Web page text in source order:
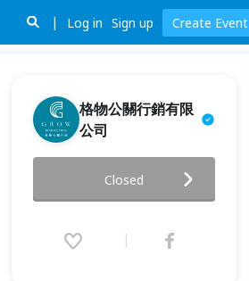
Log in Sign up Create Event
格物公關行銷有限
公司
灣火焰蟲季 賞螢導覽
2026.04.25 (Sat) 18:30 - 05.10
Closed